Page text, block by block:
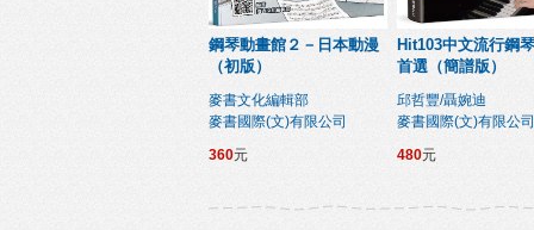
鋼琴動畫館２－日本動漫
（初版）
麥書文化編輯部
麥書國際(文)有限公司
360元
Hit103中文流行鋼
首選（簡譜版）
邱哲豐/聶婉迪
麥書國際(文)有限公司
480元